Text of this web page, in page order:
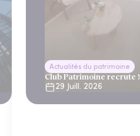
Actualités du patrimoine
Club Patrimoine recrute !
29 Juill. 2026